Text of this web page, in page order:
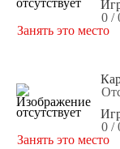
0 /
Занять это место
0 /
Занять это место